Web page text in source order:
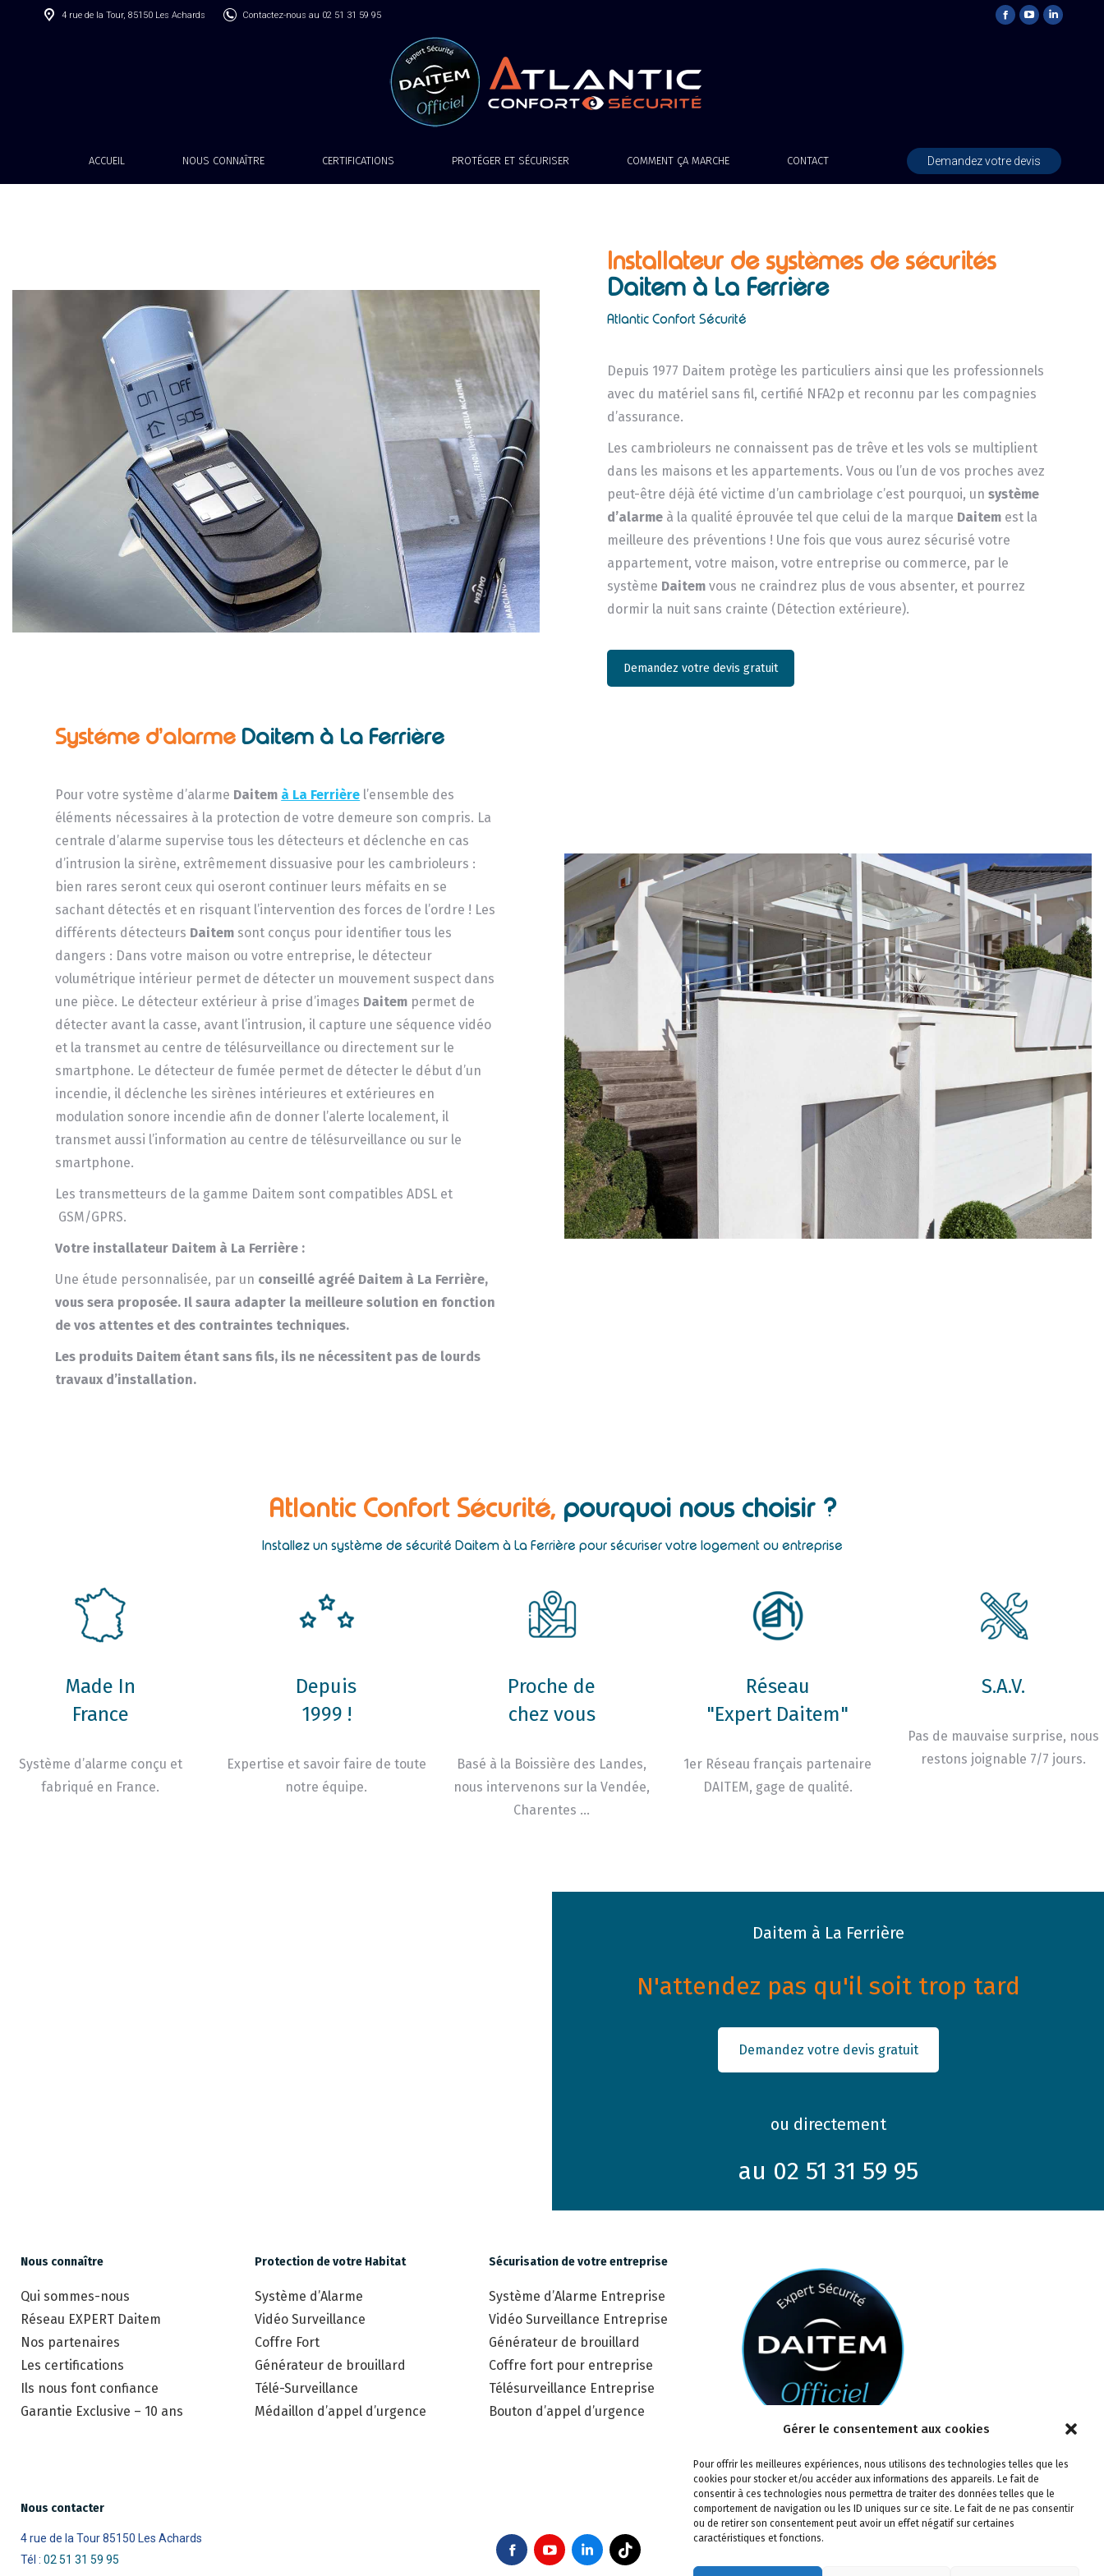
Gérer le consentement aux cookies
Pour offrir les meilleures expériences, nous utilisons des technologies telles que les
cookies pour stocker et/ou accéder aux informations des appareils. Le fait de
consentir à ces technologies nous permettra de traiter des données telles que le
comportement de navigation ou les ID uniques sur ce site. Le fait de ne pas consentir
ou de retirer son consentement peut avoir un effet négatif sur certaines
caractéristiques et fonctions.
4 rue de la Tour, 85150 Les Achards Contactez-nous au 02 51 31 59 95
ACCUEIL NOUS CONNAÎTRE CERTIFICATIONS PROTÉGER ET SÉCURISER COMMENT ÇA MARCHE CONTACT Demandez votre devis
Installateur de systèmes de sécurités
Daitem à La Ferrière
Atlantic Confort Sécurité
Depuis 1977 Daitem protège les particuliers ainsi que les professionnels
avec du matériel sans fil, certifié NFA2p et reconnu par les compagnies
d’assurance.
Les cambrioleurs ne connaissent pas de trêve et les vols se multiplient
dans les maisons et les appartements. Vous ou l’un de vos proches avez
peut-être déjà été victime d’un cambriolage c’est pourquoi, unsystème
d’alarme à la qualité éprouvée tel que celui de la marque Daitem est la
meilleure des préventions ! Une fois que vous aurez sécurisé votre
appartement, votre maison, votre entreprise ou commerce, par le
système Daitem vous ne craindrez plus de vous absenter, et pourrez
dormir la nuit sans crainte (Détection extérieure).
Demandez votre devis gratuit
Systéme d’alarme Daitem à La Ferrière
Pour votre système d’alarme Daitem à La Ferrière l’ensemble des
éléments nécessaires à la protection de votre demeure son compris. La
centrale d’alarme supervise tous les détecteurs et déclenche en cas
d’intrusion la sirène, extrêmement dissuasive pour les cambrioleurs :
bien rares seront ceux qui oseront continuer leurs méfaits en se
sachant détectés et en risquant l’intervention des forces de l’ordre ! Les
différents détecteurs Daitem sont conçus pour identifier tous les
dangers : Dans votre maison ou votre entreprise, le détecteur
volumétrique intérieur permet de détecter un mouvement suspect dans
une pièce. Le détecteur extérieur à prise d’images Daitem permet de
détecter avant la casse, avant l’intrusion, il capture une séquence vidéo
et la transmet au centre de télésurveillance ou directement sur le
smartphone. Le détecteur de fumée permet de détecter le début d’un
incendie, il déclenche les sirènes intérieures et extérieures en
modulation sonore incendie afin de donner l’alerte localement, il
transmet aussi l’information au centre de télésurveillance ou sur le
smartphone.
Les transmetteurs de la gamme Daitem sont compatibles ADSL et
GSM/GPRS.
Votre installateur Daitem à La Ferrière :
Une étude personnalisée, par un conseillé agréé Daitem à La Ferrière,
vous sera proposée. Il saura adapter la meilleure solution en fonction
de vos attentes et des contraintes techniques.
Les produits Daitem étant sans fils, ils ne nécessitent pas de lourds
travaux d’installation.
Atlantic Confort Sécurité, pourquoi nous choisir ?
Installez un système de sécurité Daitem à La Ferrière pour sécuriser votre logement ou entreprise
Made In
France
Système d’alarme conçu et
fabriqué en France.
Depuis
1999 !
Expertise et savoir faire de toute
notre équipe.
Proche de
chez vous
Basé à la Boissière des Landes,
nous intervenons sur la Vendée,
Charentes …
Réseau
"Expert Daitem"
1er Réseau français partenaire
DAITEM, gage de qualité.
S.A.V.
Pas de mauvaise surprise, nous
restons joignable 7/7 jours.
Daitem à La Ferrière
N'attendez pas qu'il soit trop tard
Demandez votre devis gratuit
ou directement
au 02 51 31 59 95
Nous connaître
Qui sommes-nous
Réseau EXPERT Daitem
Nos partenaires
Les certifications
Ils nous font confiance
Garantie Exclusive – 10 ans
Protection de votre Habitat
Système d’Alarme
Vidéo Surveillance
Coffre Fort
Générateur de brouillard
Télé-Surveillance
Médaillon d’appel d’urgence
Sécurisation de votre entreprise
Système d’Alarme Entreprise
Vidéo Surveillance Entreprise
Générateur de brouillard
Coffre fort pour entreprise
Télésurveillance Entreprise
Bouton d’appel d’urgence
Nous contacter
4 rue de la Tour 85150 Les Achards
Tél : 02 51 31 59 95